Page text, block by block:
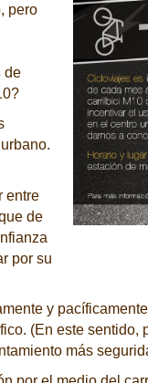
pero
de
entre
de
por su
y
(En este sentido,
más